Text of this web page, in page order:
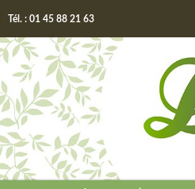
Tél. : 01 45 88 21 63